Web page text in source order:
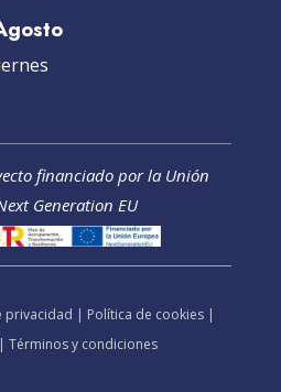
financiado por la Unión
Generation EU
privacidad | Política de cookies |
| Términos y condiciones